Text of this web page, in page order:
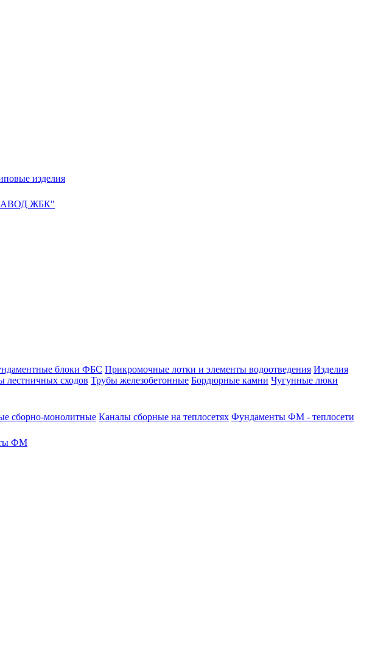
изделия
ЖБК"
блоки ФБС Прикромочные лотки и элементы водоотведения Изделия
лестничных сходов Трубы железобетонные Бордюрные камни Чугунные люки
сборно-монолитные Каналы сборные на теплосетях Фундаменты ФМ - теплосети
ФМ